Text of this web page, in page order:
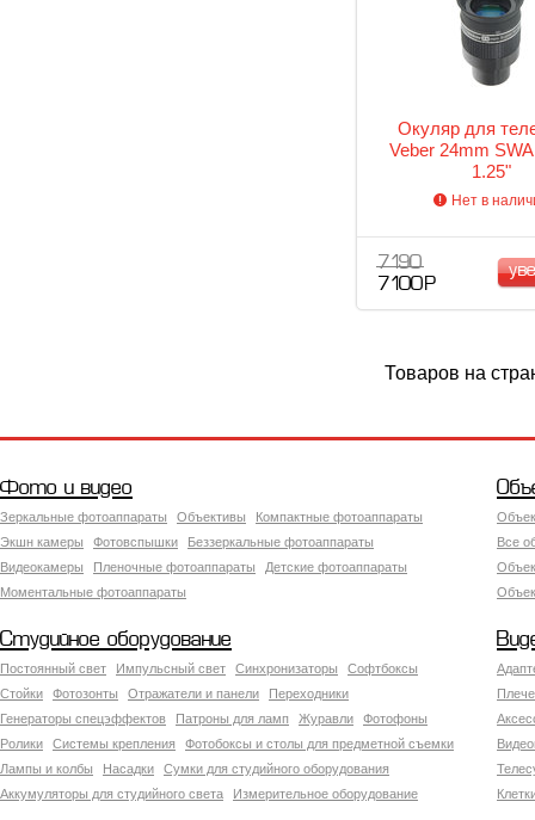
Окуляр для
Veber 24mm
1.25"
Нет в
7 190
7 100 Р
Товаров на
Фото и видео
Зеркальные фотоаппараты Объективы
Компактные фотоаппараты
Экшн камеры
Фотовспышки
Беззеркальные фотоаппараты
Видеокамеры
Пленочные фотоаппараты
Детские фотоаппараты
Моментальные фотоаппараты
Все
Студийное оборудование
Постоянный свет Импульсный свет Синхронизаторы
Софтбоксы
Стойки
Фотозонты Отражатели и панели
Переходники
Генераторы спецэффектов
Патроны для ламп Журавли
Фотофоны
Ролики
Системы крепления
Фотобоксы и столы для предметной съемки
Лампы и колбы
Насадки
Сумки для студийного оборудования
Аккумуляторы для студийного света
Измерительное оборудование